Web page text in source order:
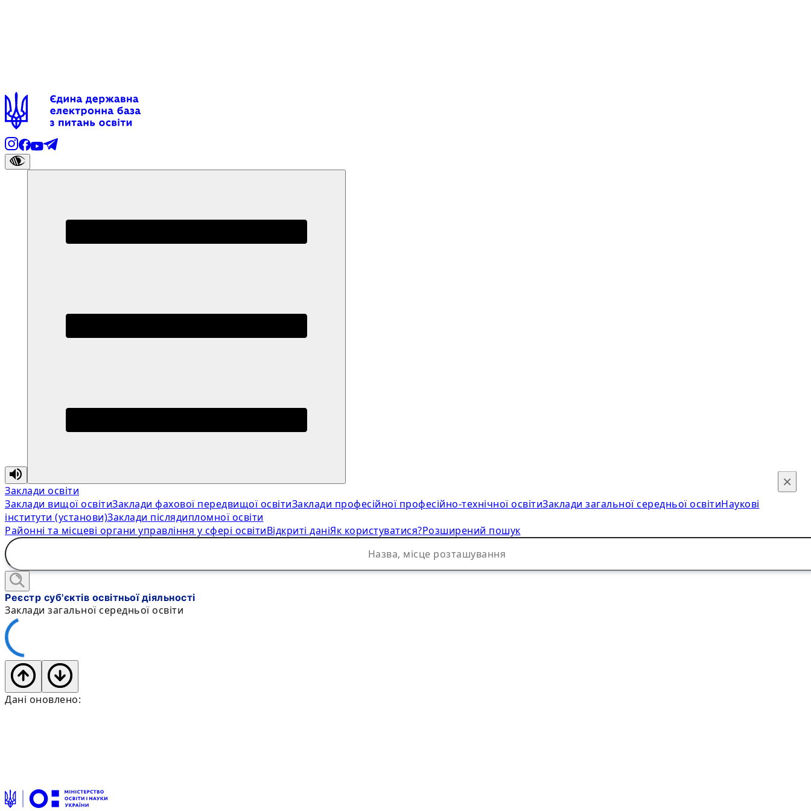
Заклади освіти
Заклади вищої освітиЗаклади фахової передвищої освітиЗаклади професійної професійно-технічної освітиЗаклади загальної середньої освітиНаукові
інститути (установи)Заклади післядипломної освіти
Районні та місцеві органи управління у сфері освітиВідкриті даніЯк користуватися?Розширений пошук
×
Реєстр суб'єктів освітньої діяльності
Заклади загальної середньої освіти
Дані оновлено: